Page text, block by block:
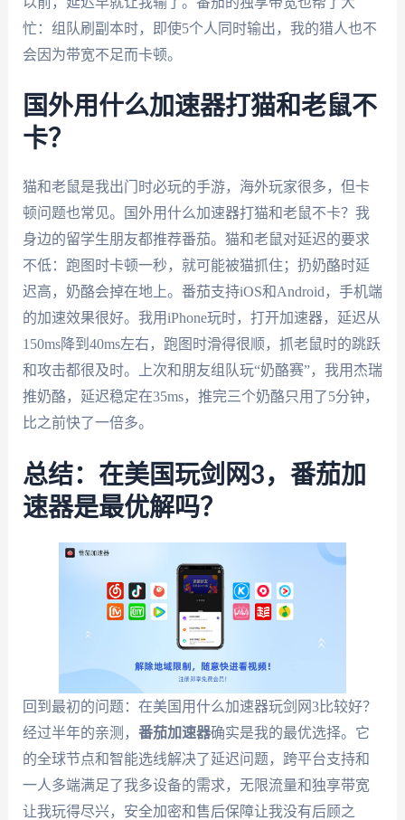
忙：组队刷副本时，即使5个人同时输出，我的猎人也不
会因为带宽不足而卡顿。
国外用什么加速器打猫和老鼠不
卡？
猫和老鼠是我出门时必玩的手游，海外玩家很多，但卡
顿问题也常见。国外用什么加速器打猫和老鼠不卡？我
身边的留学生朋友都推荐番茄。猫和老鼠对延迟的要求
不低：跑图时卡顿一秒，就可能被猫抓住；扔奶酪时延
迟高，奶酪会掉在地上。番茄支持iOS和Android，手机端
的加速效果很好。我用iPhone玩时，打开加速器，延迟从
150ms降到40ms左右，跑图时滑得很顺，抓老鼠时的跳跃
和攻击都很及时。上次和朋友组队玩“奶酪赛”，我用杰瑞
推奶酪，延迟稳定在35ms，推完三个奶酪只用了5分钟，
比之前快了一倍多。
总结：在美国玩剑网3，番茄加
速器是最优解吗？
回到最初的问题：在美国用什么加速器玩剑网3比较好？
经过半年的亲测， 番茄加速器确实是我的最优选择。它
的全球节点和智能选线解决了延迟问题，跨平台支持和
一人多端满足了我多设备的需求，无限流量和独享带宽
让我玩得尽兴，安全加密和售后保障让我没有后顾之